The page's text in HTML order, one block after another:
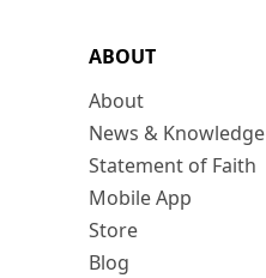
ABOUT
About
News & Knowledge
Statement of Faith
Mobile App
Store
Blog